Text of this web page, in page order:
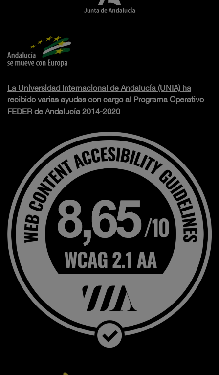
La Universidad Internacional de Andalucía (UNIA) ha
recibido varias ayudas con cargo al Programa Operativo
FEDER de Andalucía 2014-2020